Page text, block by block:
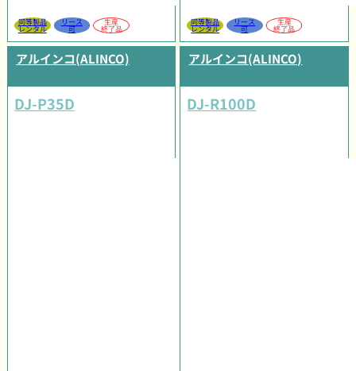
同等製品
レンタル
リース
可
生産
終了品
同等製品
レンタル
リース
可
生産
終了品
アルインコ(ALINCO)
DJ-P35D
アルインコ(ALINCO)
DJ-R100D